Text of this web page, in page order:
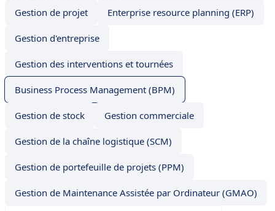
Gestion de projet Enterprise resource planning (ERP)
Gestion d'entreprise
Gestion des interventions et tournées
Business Process Management (BPM)
Gestion de stock Gestion commerciale
Gestion de la chaîne logistique (SCM)
Gestion de portefeuille de projets (PPM)
Gestion de Maintenance Assistée par Ordinateur (GMAO)